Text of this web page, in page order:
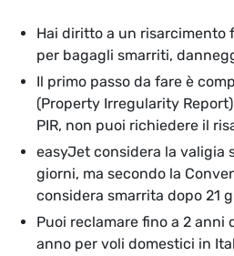
Hai diritto a un risarcimento
per bagagli smarriti,
Il primo passo da fare è
(Property Irregularity
PIR, non puoi richiedere il
easyJet considera la valigia
giorni, ma secondo la
considera smarrita dopo 21
Puoi reclamare fino a 2 anni
anno per voli domestici in